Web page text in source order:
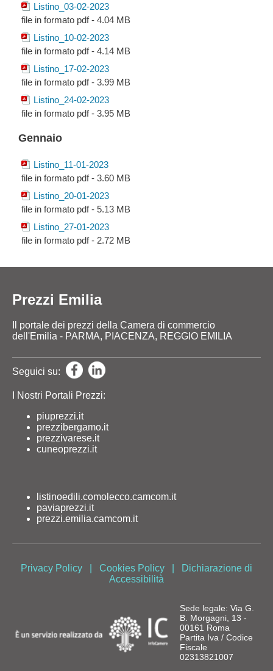
Listino_03-02-2023
file in formato pdf - 4.04 MB
Listino_10-02-2023
file in formato pdf - 4.14 MB
Listino_17-02-2023
file in formato pdf - 3.99 MB
Listino_24-02-2023
file in formato pdf - 3.95 MB
Gennaio
Listino_11-01-2023
file in formato pdf - 3.60 MB
Listino_20-01-2023
file in formato pdf - 5.13 MB
Listino_27-01-2023
file in formato pdf - 2.72 MB
Prezzi Emilia
Il portale dei prezzi della Camera di commercio
dell'Emilia - PARMA, PIACENZA, REGGIO EMILIA
Seguici su:
I Nostri Portali Prezzi:
piuprezzi.it
prezzibergamo.it
prezzivarese.it
cuneoprezzi.it
listinoedili.comolecco.camcom.it
paviaprezzi.it
prezzi.emilia.camcom.it
Privacy Policy Cookies Policy
Dichiarazione di
Accessibilità
Sede legale: Via G.
B. Morgagni, 13 -
00161 Roma
Partita Iva / Codice
Fiscale
02313821007